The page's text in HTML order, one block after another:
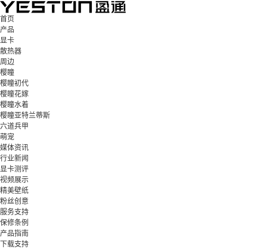
首页
产品
显卡
散热器
周边
樱瞳
樱瞳初代
樱瞳花嫁
樱瞳水着
樱瞳亚特兰蒂斯
六道兵甲
萌宠
媒体资讯
行业新闻
显卡测评
视频展示
精美壁纸
粉丝创意
服务支持
保修条例
产品指南
下载支持